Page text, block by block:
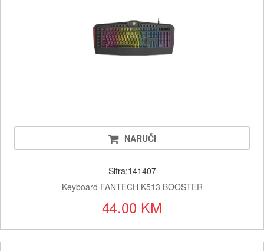
NARUČI
Šifra:141407
Keyboard FANTECH K513 BOOSTER
44.00 KM